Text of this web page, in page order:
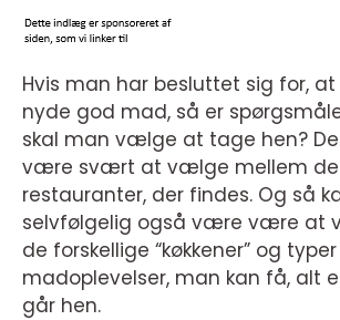
Hvis man har besluttet sig for,
nyde god mad, så er
skal man vælge at tage hen?
være svært at vælge mellem de
restauranter, der findes. Og så
selvfølgelig også være være at
de forskellige “køkkener” og
madoplevelser, man kan få, alt
går hen.